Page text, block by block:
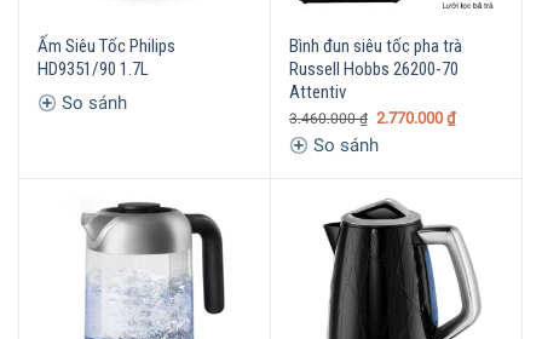
Ấm Siêu Tốc Philips
HD9351/90 1.7L
So sánh
Bình đun siêu tốc pha trà
Russell Hobbs 26200-70
Attentiv
3.460.000₫ 2.770.000 ₫
So sánh